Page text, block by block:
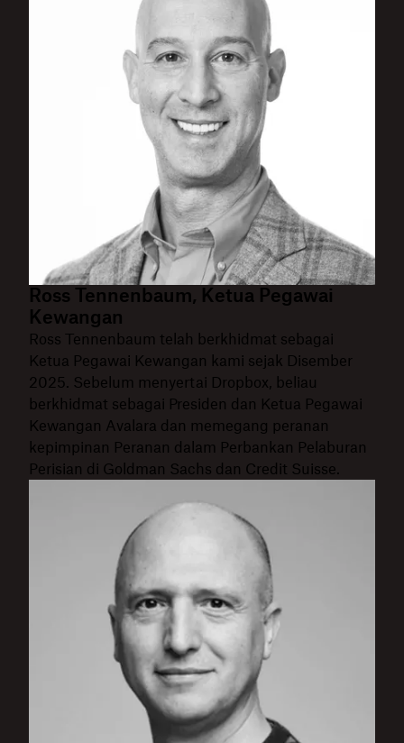
Ross Tennenbaum, Ketua Pegawai
Kewangan
Ross Tennenbaum telah berkhidmat sebagai
Ketua Pegawai Kewangan kami sejak Disember
2025. Sebelum menyertai Dropbox, beliau
berkhidmat sebagai Presiden dan Ketua Pegawai
Kewangan Avalara dan memegang peranan
kepimpinan Peranan dalam Perbankan Pelaburan
Perisian di Goldman Sachs dan Credit Suisse.